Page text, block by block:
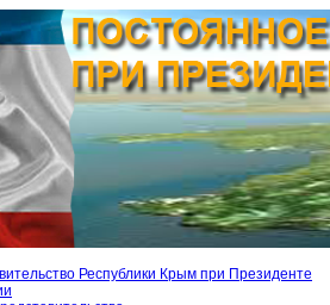
Республики Крым при Президенте